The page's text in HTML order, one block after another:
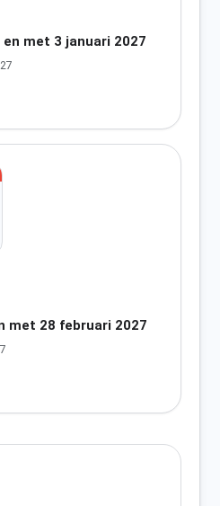
met 3 januari 2027
met 28 februari 2027